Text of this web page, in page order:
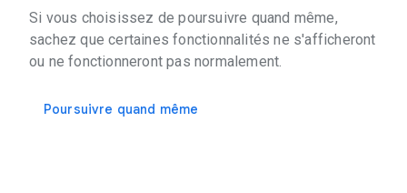
Si vous choisissez de poursuivre quand même,
sachez que certaines fonctionnalités ne s'afficheront
ou ne fonctionneront pas normalement.
Poursuivre quand même